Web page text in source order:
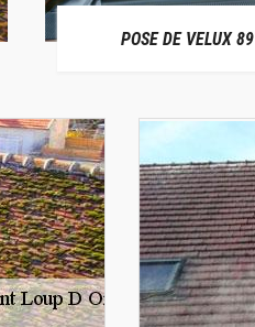
POSE DE VELUX 89